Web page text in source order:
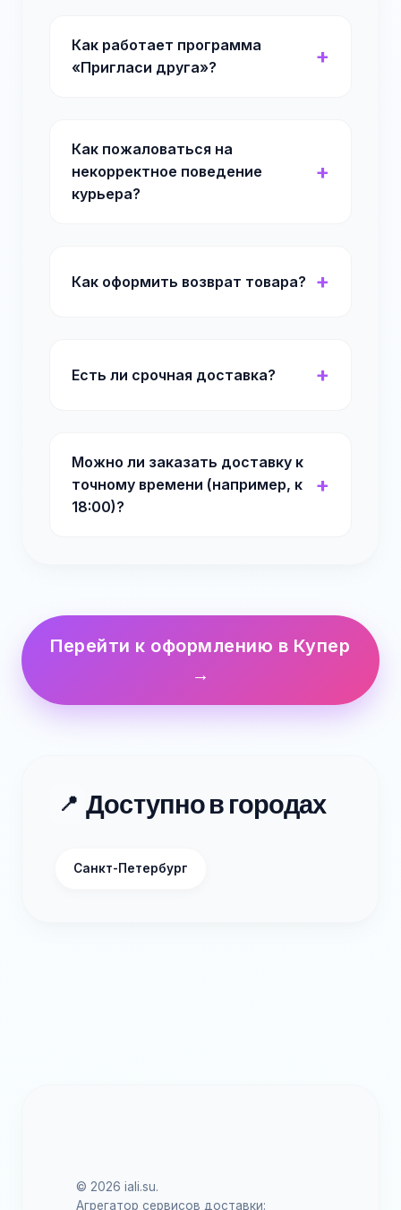
Как работает программа
«Пригласи друга»?
Как пожаловаться на
некорректное поведение
курьера?
Как оформить возврат товара?
Есть ли срочная доставка?
Можно ли заказать доставку к
точному времени (например, к
18:00)?
Перейти к оформлению в Купер
→
📍 Доступно в городах
Санкт-Петербург
© 2026 iali.su.
Агрегатор сервисов доставки: